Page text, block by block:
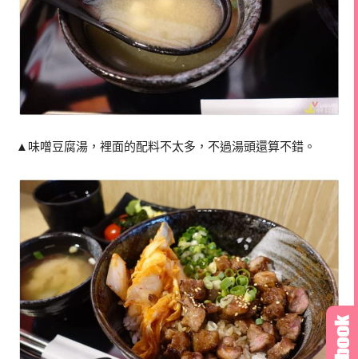
▲味噌豆腐湯，裡面的配料不太多，不過湯頭還算不錯。